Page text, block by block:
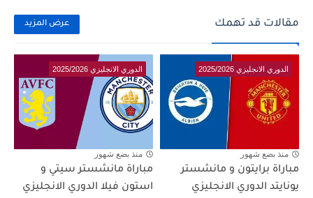
مقالات قد تهمك عرض المزيد
الدوري الانجليزي 2025/2026
منذ بضع شهور
مباراة برايتون و مانشستر
يونايتد الدوري الانجليزي
الدوري الانجليزي 2025/2026
منذ بضع شهور
مباراة مانشستر سيتي و
استون فيلا الدوري الانجليزي